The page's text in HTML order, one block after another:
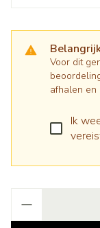
Voor dit
afhalen en
Ik